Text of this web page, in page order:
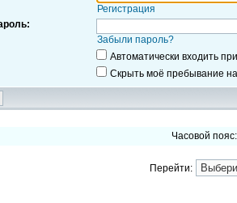
Регистрация
Забыли пароль?
Автоматически входить
Скрыть моё пребывание
Часовой
Перейти: